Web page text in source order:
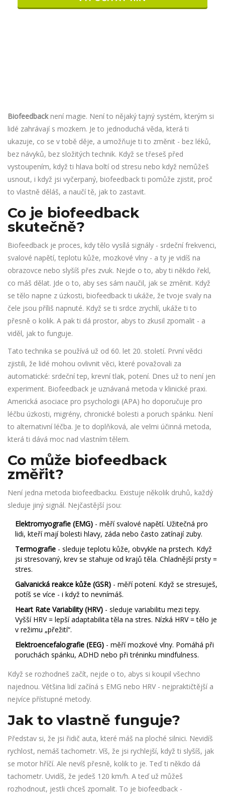
Biofeedbacknení magie. Není to nějaký tajný systém, kterým si
lidé zahrávají s mozkem. Je to jednoduchá věda, která ti
ukazuje, co se v tobě děje, a umožňuje ti to změnit - bez léků,
bez návyků, bez složitých technik. Když se třeseš před
vystoupením, když ti hlava boltí od stresu nebo když nemůžeš
usnout, i když jsi vyčerpaný, biofeedback ti pomůže zjistit, proč
to vlastně děláš, a naučí tě, jak to zastavit.
Co je biofeedback
skutečně?
Biofeedback je proces, kdy tělo vysílá signály - srdeční frekvenci,
svalové napětí, teplotu kůže, mozkové vlny - a ty je vidíš na
obrazovce nebo slyšíš přes zvuk. Nejde o to, aby ti někdo řekl,
co máš dělat. Jde o to, aby ses sám naučil, jak se změnit. Když
se tělo napne z úzkosti, biofeedback ti ukáže, že tvoje svaly na
čele jsou příliš napnuté. Když se ti srdce zrychlí, ukáže ti to
přesně o kolik. A pak ti dá prostor, abys to zkusil zpomalit - a
viděl, jak to funguje.
Tato technika se používá už od 60. let 20. století. První vědci
zjistili, že lidé mohou ovlivnit věci, které považovali za
automatické: srdeční tep, krevní tlak, potení. Dnes už to není jen
experiment. Biofeedback je uznávaná metoda v klinické praxi.
Americká asociace pro psychologii (APA) ho doporučuje pro
léčbu úzkosti, migrény, chronické bolesti a poruch spánku. Není
to alternativní léčba. Je to doplňková, ale velmi účinná metoda,
která ti dává moc nad vlastním tělem.
Co může biofeedback
změřit?
Není jedna metoda biofeedbacku. Existuje několik druhů, každý
sleduje jiný signál. Nejčastější jsou:
Elektromyografie (EMG) - měří svalové napětí. Užitečná pro
lidi, kteří mají bolesti hlavy, záda nebo často zatínají zuby.
Termografie - sleduje teplotu kůže, obvykle na prstech. Když
jsi stresovaný, krev se stahuje od krajů těla. Chladnější prsty =
stres.
Galvanická reakce kůže (GSR) - měří potení. Když se stresuješ,
potíš se více - i když to nevnímáš.
Heart Rate Variability (HRV) - sleduje variabilitu mezi tepy.
Vyšší HRV = lepší adaptabilita těla na stres. Nízká HRV = tělo je
v režimu „přežití“.
Elektroencefalografie (EEG) - měří mozkové vlny. Pomáhá při
poruchách spánku, ADHD nebo při tréninku mindfulness.
Když se rozhodneš začít, nejde o to, abys si koupil všechno
najednou. Většina lidí začíná s EMG nebo HRV - nejpraktičtější a
nejvíce přístupné metody.
Jak to vlastně funguje?
Představ si, že jsi řidič auta, které máš na ploché silnici. Nevidíš
rychlost, nemáš tachometr. Víš, že jsi rychlejší, když ti slyšíš, jak
se motor hříčí. Ale nevíš přesně, kolik to je. Teď ti někdo dá
tachometr. Uvidíš, že jedeš 120 km/h. A teď už můžeš
rozhodnout, jestli chceš zpomalit. To je biofeedback -